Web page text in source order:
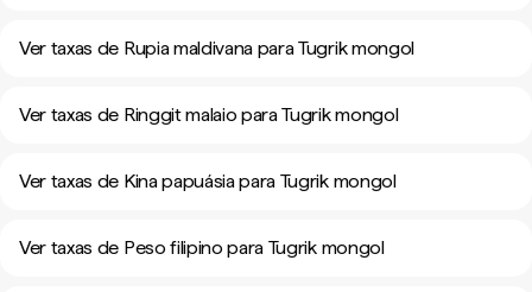
Ver taxas de Rupia maldivana para Tugrik mongol
Ver taxas de Ringgit malaio para Tugrik mongol
Ver taxas de Kina papuásia para Tugrik mongol
Ver taxas de Peso filipino para Tugrik mongol